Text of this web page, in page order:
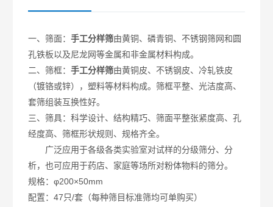
一、筛面：手工分样筛由黄铜、磷青铜、不锈钢筛网和圆
孔铁板以及尼龙网等金属和非金属材料构成。
二、筛框：手工分样筛由黄铜皮、不锈钢皮、冷轧铁皮
（镀铬或锌），塑料等材料构成。筛框平整、光洁度高、
套筛组装互换性好。
三、筛具：科学设计、结构精巧、筛面平整张紧度高、孔
经度高、筛框形状规则、规格齐全。
广泛应用于各级各类实验室对试样的分级筛分、分
析，也可应用于药店、家庭等场所对粉体物料的筛分。
规格：φ200×50mm
配置：47只/套（每种筛目标准筛均可单购买）